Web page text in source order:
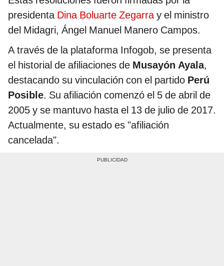
presidenta Dina Boluarte Zegarray el ministro
del Midagri, Ángel Manuel Manero Campos.
A través de la plataforma Infogob, se presenta
el historial de afiliaciones de Musayón Ayala,
destacando su vinculación con el partido Perú
Posible. Su afiliación comenzó el 5 de abril de
2005 y se mantuvo hasta el 13 de julio de 2017.
Actualmente, su estado es "afiliación
cancelada".